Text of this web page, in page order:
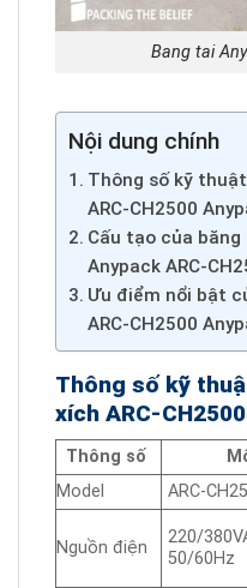
Bang tai
Nội dung chính
Thông số kỹ
ARC-CH2500
Cấu tạo của
Anypack ARC-
Ưu điểm nổi bật
ARC-CH2500
Thông số kỹ
xích ARC-
Thông số
Model
ARC-
Nguồn điện
220/
50/60Hz